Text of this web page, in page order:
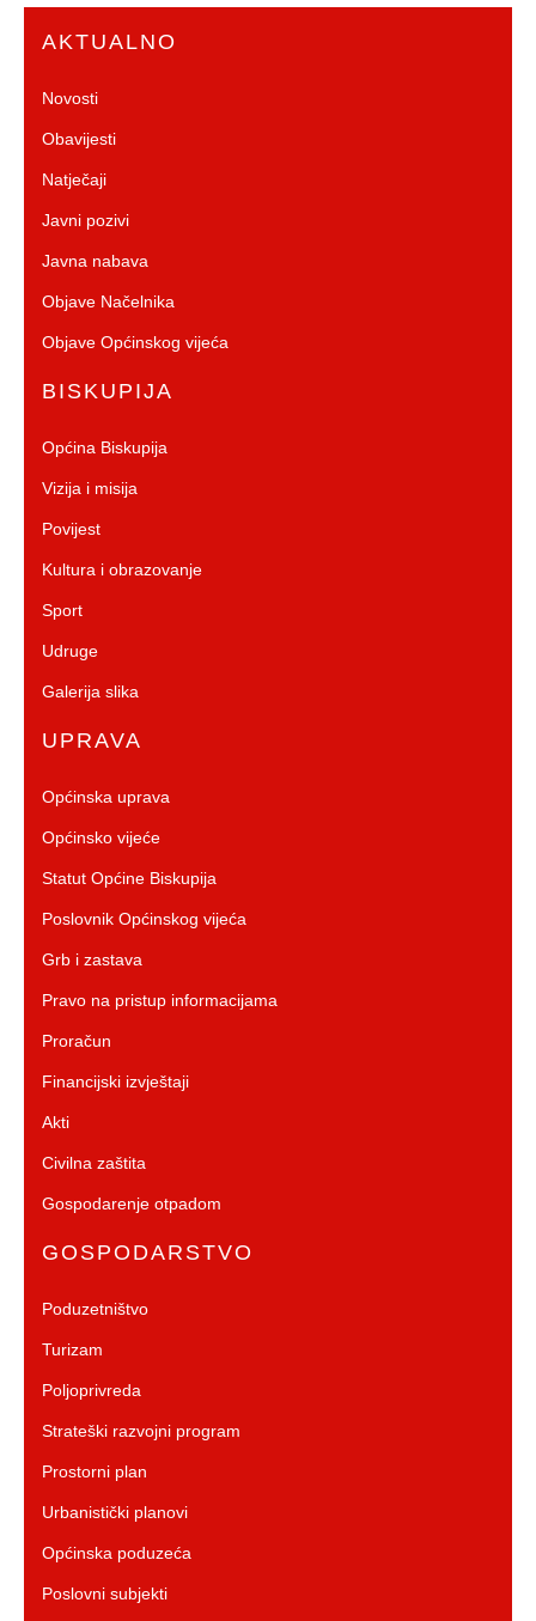
AKTUALNO
Novosti
Obavijesti
Natječaji
Javni pozivi
Javna nabava
Objave Načelnika
Objave Općinskog vijeća
BISKUPIJA
Općina Biskupija
Vizija i misija
Povijest
Kultura i obrazovanje
Sport
Udruge
Galerija slika
UPRAVA
Općinska uprava
Općinsko vijeće
Statut Općine Biskupija
Poslovnik Općinskog vijeća
Grb i zastava
Pravo na pristup informacijama
Proračun
Financijski izvještaji
Akti
Civilna zaštita
Gospodarenje otpadom
GOSPODARSTVO
Poduzetništvo
Turizam
Poljoprivreda
Strateški razvojni program
Prostorni plan
Urbanistički planovi
Općinska poduzeća
Poslovni subjekti